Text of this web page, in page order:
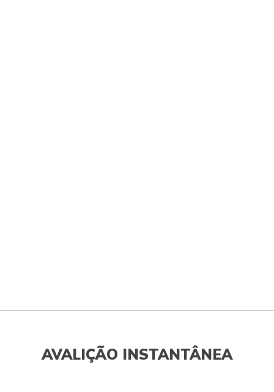
AVALIÇÃO INSTANTÂNEA